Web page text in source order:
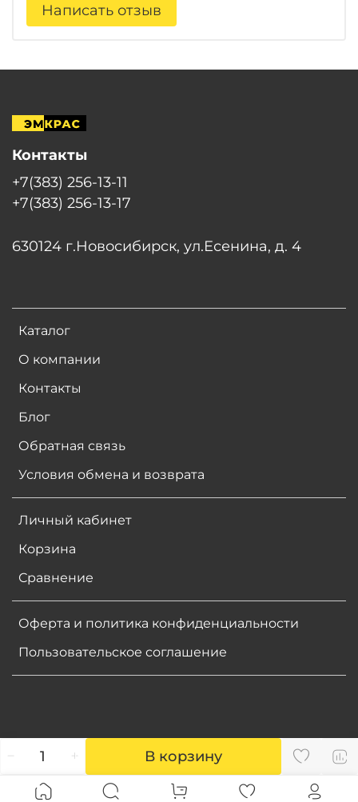
В корзину
Написать отзыв
Каталог
О компании
Контакты
Блог
Обратная связь
Условия обмена и возврата
Личный кабинет
Корзина
Сравнение
Оферта и политика конфиденциальности
Пользовательское соглашение
Контакты
+7(383) 256-13-11
+7(383) 256-13-17
630124 г.Новосибирск, ул.Есенина, д. 4